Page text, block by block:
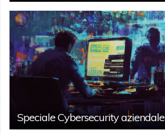
Speciale Cybersecurity aziendale